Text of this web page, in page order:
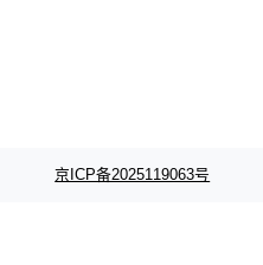
京ICP备2025119063号